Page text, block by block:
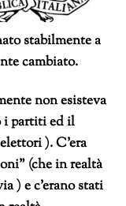
stabilmente a
cambiato.
non esisteva
i partiti ed il
). C’era
(che in realtà
) e c’erano stati